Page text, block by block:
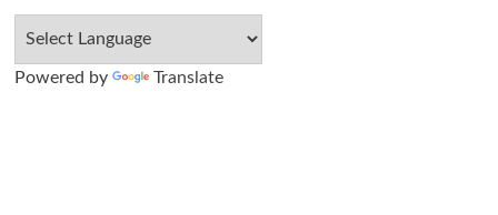
Powered by Translate